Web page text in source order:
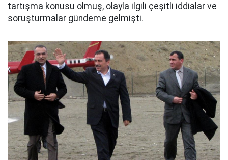
tartışma konusu olmuş, olayla ilgili çeşitli iddialar ve
soruşturmalar gündeme gelmişti.